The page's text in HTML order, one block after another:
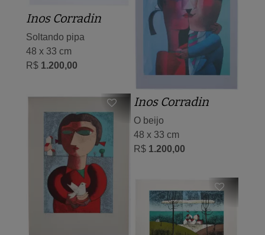
Inos Corradin
Soltando pipa
48 x 33 cm
R$ 1.200,00
Inos Corradin
O beijo
48 x 33 cm
R$ 1.200,00